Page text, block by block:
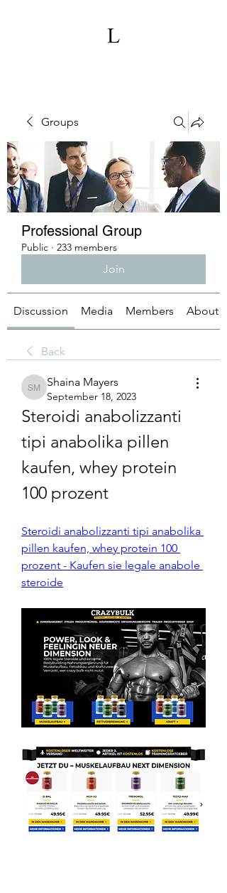
Groups
Professional Group
Public · 233 members
Join
Discussion Media Members About
Back
Shaina Mayers
Shaina Mayers
September 18, 2023
Steroidi anabolizzanti
tipi anabolika pillen
kaufen, whey protein
100 prozent
Steroidi anabolizzanti tipi anabolika
pillen kaufen, whey protein 100
prozent - Kaufen sie legale anabole
steroide